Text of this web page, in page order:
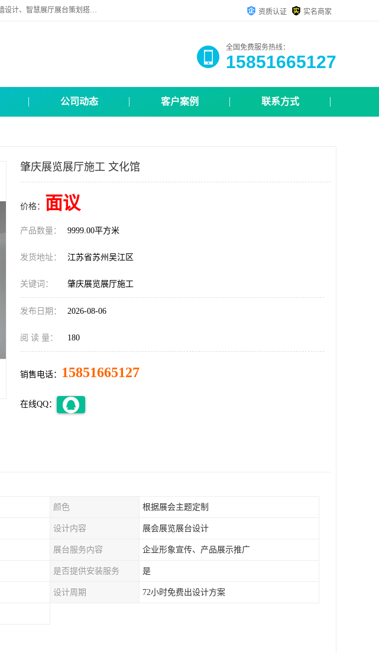
苏州映江南空间营造设计有限公司位于江苏省苏州市,是一家以从事建筑装饰、展馆展厅策划设计施工搭建、文化馆文化墙设计、智慧展厅展台策划搭建和其他建筑装饰装修业为主的企业。 资质认证 实名商家
全国免费服务热线：
15851665127
公司动态 客户案例 联系方式
肇庆展览展厅施工 文化馆
价格： 面议
产品数量： 9999.00平方米
发货地址： 江苏省苏州吴江区
关键词： 肇庆展览展厅施工
发布日期： 2026-08-06
阅 读 量： 180
销售电话： 15851665127
在线QQ：
颜色 根据展会主题定制
设计内容 展会展览展台设计
展台服务内容 企业形象宣传、产品展示推广
是否提供安装服务 是
设计周期 72小时免费出设计方案